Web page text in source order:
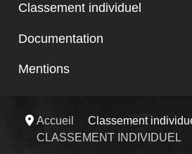
Classement individuel
Documentation
Mentions
Accueil Classement
CLASSEMENT INDIVIDUEL